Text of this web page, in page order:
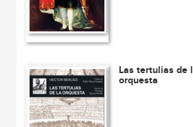
Las tertulias de
orquesta